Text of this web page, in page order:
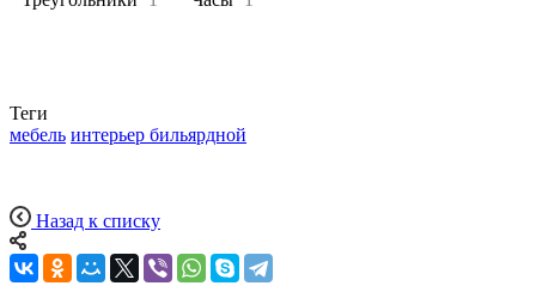
Теги
мебель интерьер бильярдной
Назад к списку